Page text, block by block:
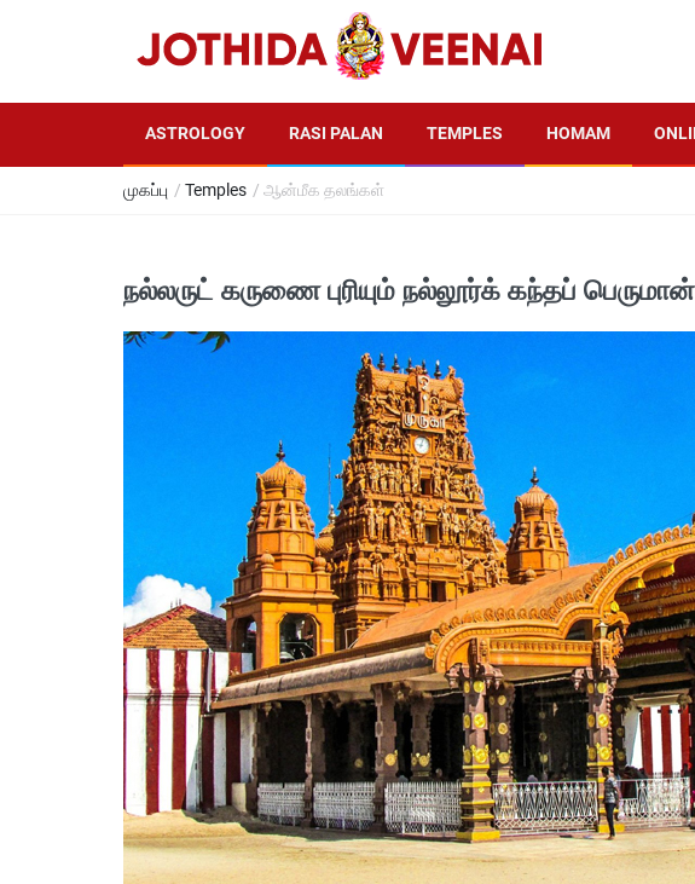
ASTROLOGY RASI PALAN TEMPLES HOMAM
முகப்பு / Temples / ஆன்மீக தலங்கள்
நல்லருட் கருணை புரியும் நல்லூர்க் கந்தப் பெருமான்